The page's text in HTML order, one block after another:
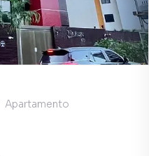
Apartamento